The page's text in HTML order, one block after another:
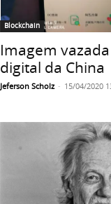
Blockchain
Imagem
digital da China
Jeferson Scholz - 15/04/2020